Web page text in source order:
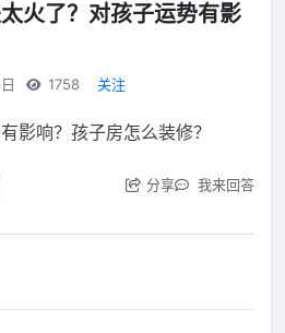
火了？对孩子运势有影
1758 关注
影响？孩子房怎么装修？
分享 我来回答